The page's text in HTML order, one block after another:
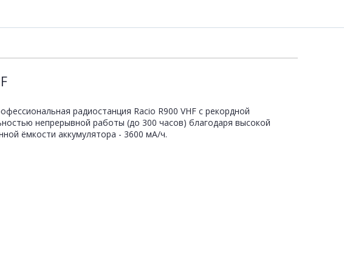
радиостанция Racio R900 VHF с рекордной
непрерывной работы (до 300 часов) благодаря высокой
ёмкости аккумулятора - 3600 мА/ч.